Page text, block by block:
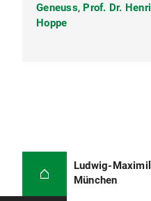
Geneuss, Prof. Dr.
Hoppe
Ludwig-
München